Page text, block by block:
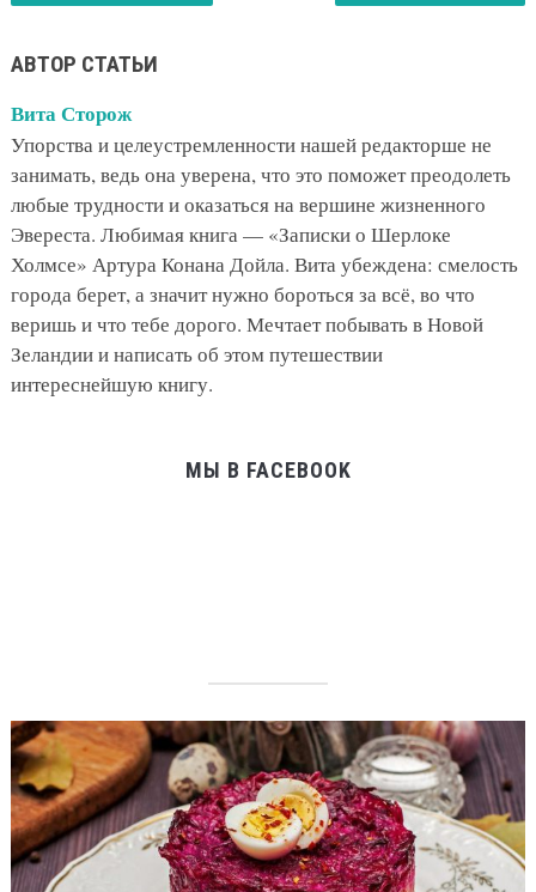
АВТОР СТАТЬИ
Вита Сторож
Упорства и целеустремленности нашей редакторше не
занимать, ведь она уверена, что это поможет преодолеть
любые трудности и оказаться на вершине жизненного
Эвереста. Любимая книга — «Записки о Шерлоке
Холмсе» Артура Конана Дойла. Вита убеждена: смелость
города берет, а значит нужно бороться за всё, во что
веришь и что тебе дорого. Мечтает побывать в Новой
Зеландии и написать об этом путешествии
интереснейшую книгу.
МЫ В FACEBOOK